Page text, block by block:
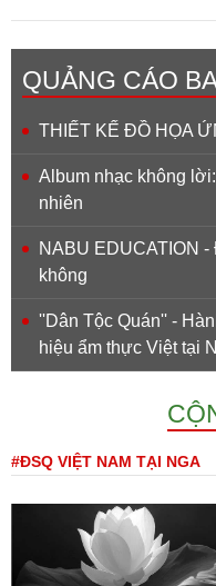
QUẢNG CÁO
THIẾT KẾ ĐỒ HỌA
Album nhạc không
nhiên
NABU EDUCATION
không
''Dân Tộc Quán'' -
hiệu ẩm thực Việt tại
#ĐSQ VIỆT NAM TẠI NGA